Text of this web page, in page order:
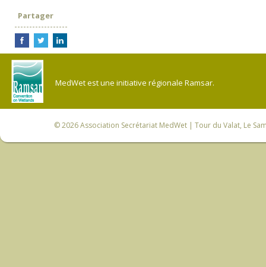
Partager
MedWet est une initiative régionale Ramsar.
© 2026Association Secrétariat MedWet | Tour du Valat, Le